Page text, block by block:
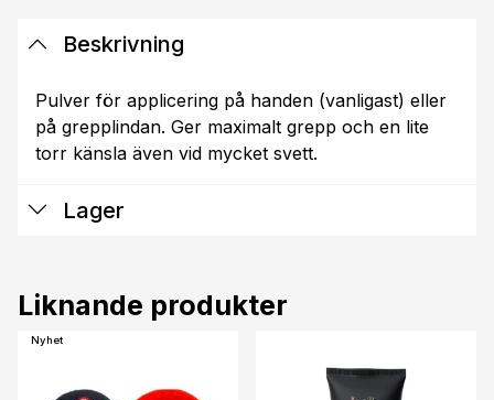
Beskrivning
Pulver för applicering på handen (vanligast) eller
på grepplindan. Ger maximalt grepp och en lite
torr känsla även vid mycket svett.
Lager
Liknande produkter
Nyhet